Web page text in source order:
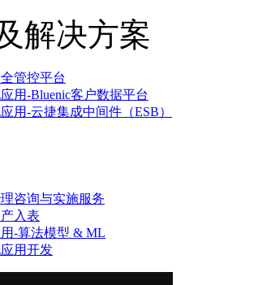
解决方案
管控平台
用-Bluenic客户数据平台
用-云捷集成中间件（ESB）
咨询与实施服务
入表
-算法模型 & ML
用开发